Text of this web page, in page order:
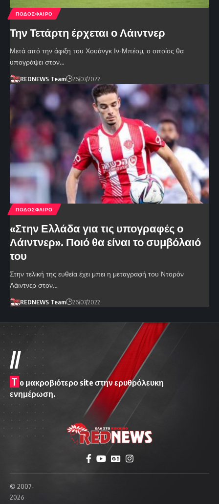
ΠΟΔΟΣΦΑΙΡΟ
Την Τετάρτη έρχεται ο Λάιντνερ
Μετά από την άφιξη του Χουάνγκ Ιν-Μπέομ, ο οποίος θα
υπογράψει στον…
REDNEWS Team 26/07/2022
ΠΟΔΟΣΦΑΙΡΟ
«Στην Ελλάδα για τις υπογραφές ο
Λάιντνερ». Ποιό θα είναι το συμβόλαιό
του
Στην τελική της ευθεία έχει μπει η μεταγραφή του Ντορόν
Λάιντνερ στον…
REDNEWS Team 26/07/2022
//
T o μακροβιότερο site στην ερυθρόλευκη
ενημέρωση.
© 2007-
2026